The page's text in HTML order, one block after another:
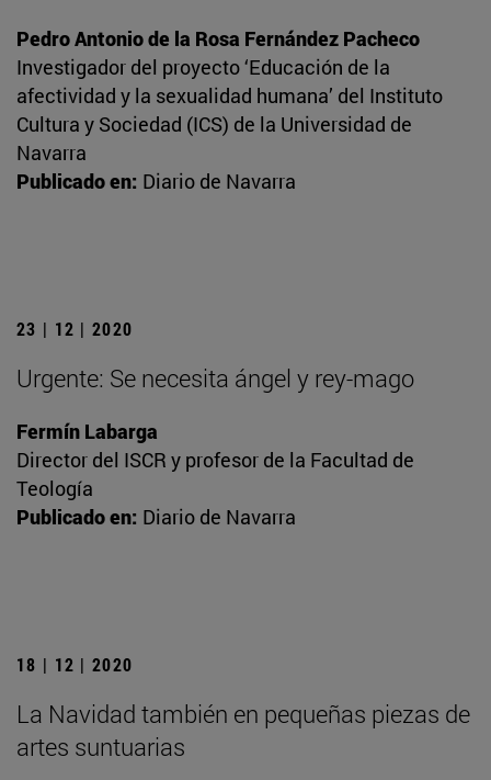
Pedro Antonio de la Rosa Fernández Pacheco
Investigador del proyecto ‘Educación de la
afectividad y la sexualidad humana’ del Instituto
Cultura y Sociedad (ICS) de la Universidad de
Navarra
Publicado en: Diario de Navarra
23 | 12 | 2020
Urgente: Se necesita ángel y rey-mago
Fermín Labarga
Director del ISCR y profesor de la Facultad de
Teología
Publicado en: Diario de Navarra
18 | 12 | 2020
La Navidad también en pequeñas piezas de
artes suntuarias